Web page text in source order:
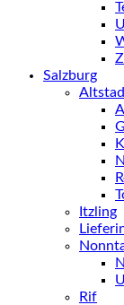
Salzburg
Itzling
Rif